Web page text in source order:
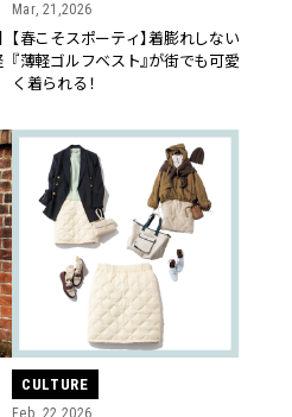
Mar, 21,2026
【春こそスポーティ】着膨れしない
『薄軽ゴルフベスト』が街でも可愛
く着られる！
CULTURE
Feb, 22,2026